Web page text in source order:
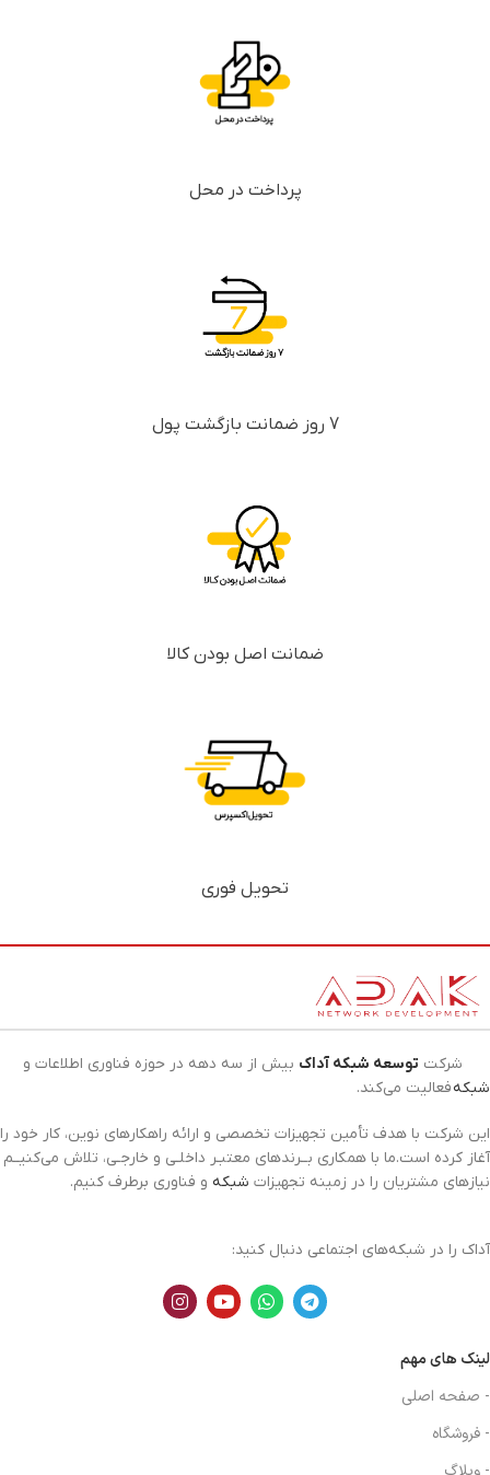
پرداخت در محل
7 روز ضمانت بازگشت پول
ضمانت اصل بودن کالا
تحویل فوری
شرکت توسعه شبکه آداک بیش از سه دهه در حوزه فناوری اطلاعات و
شبکهفعالیت می‌کند.
این شرکت با هدف تأمین تجهیزات تخصصی و ارائه راهکارهای نوین، کار خود را
آغاز کرده است.ما با همکاری بــرندهای معتبـر داخلـی و خارجـی، تلاش می‌کنیــم
نیازهای مشتریان را در زمینه تجهیزات شبکه و فناوری برطرف کنیم.
آداک را در شبکه‌های اجتماعی دنبال کنید:
لینک های مهم
- صفحه اصلی
- فروشگاه